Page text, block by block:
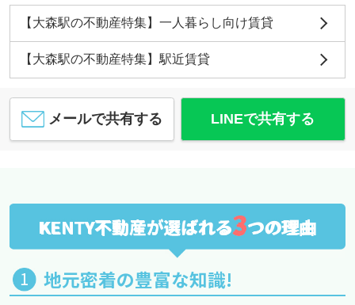
【大森駅の不動産特集】一人暮らし向け賃貸
【大森駅の不動産特集】駅近賃貸
メールで共有する LINEで共有する
KENTY不動産が選ばれる3つの理由
地元密着の豊富な知識!